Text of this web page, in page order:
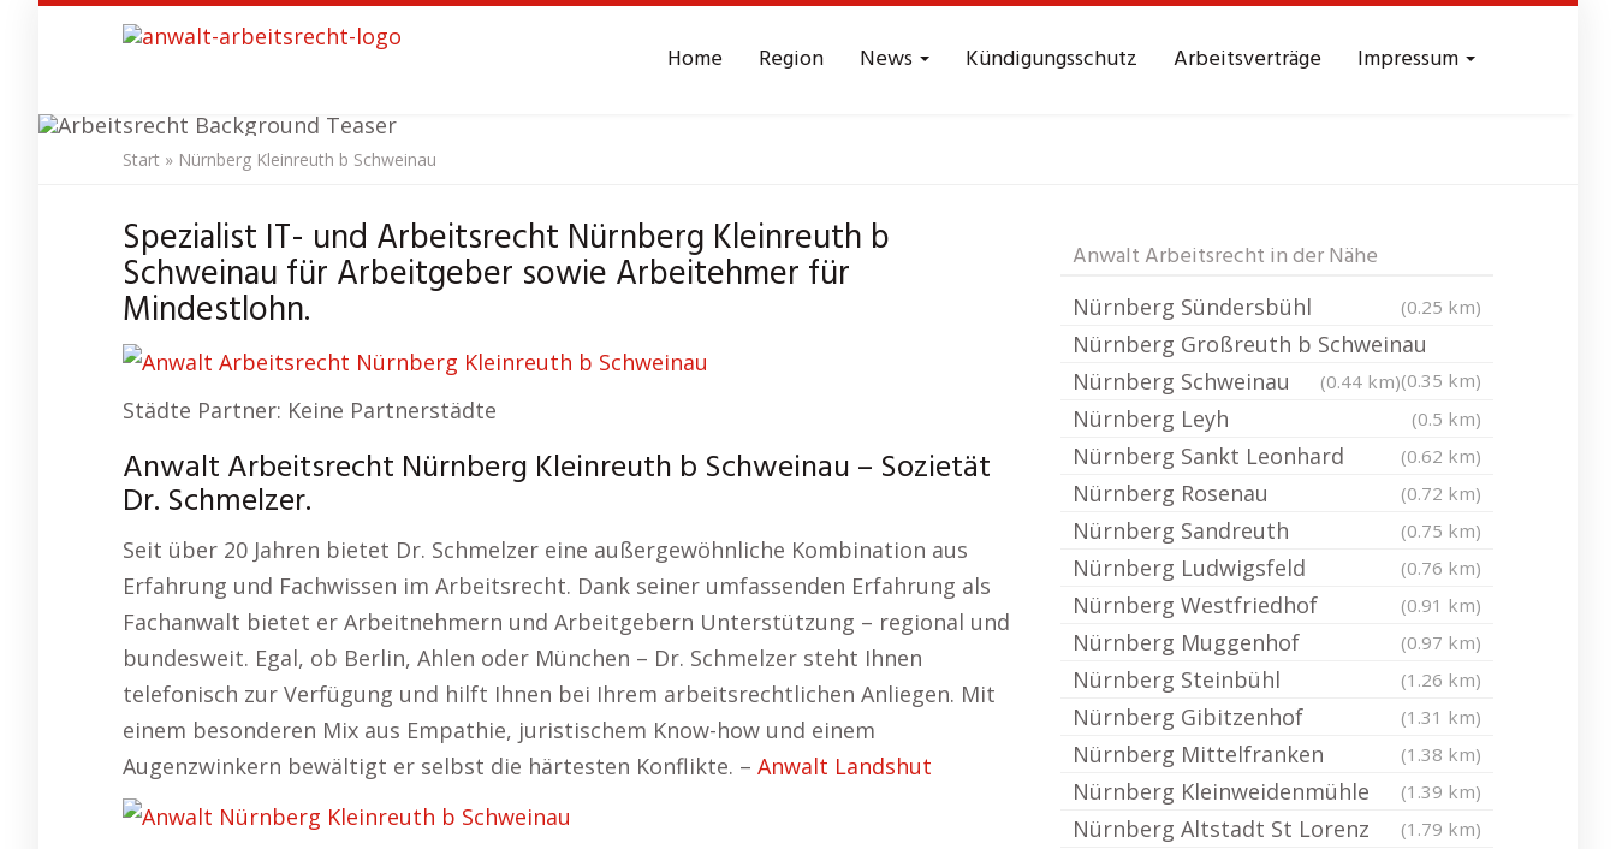
content
Home Region News Kündigungsschutz Arbeitsverträge Impressum
Anwalt Arbeitsrecht Nürnberg Kleinreuth b Schweinau
Start » Nürnberg Kleinreuth b Schweinau
Spezialist IT- und Arbeitsrecht Nürnberg Kleinreuth b
Schweinau für Arbeitgeber sowie Arbeitehmer für
Mindestlohn.
Städte Partner: Keine Partnerstädte
Anwalt Arbeitsrecht Nürnberg Kleinreuth b Schweinau – Sozietät
Dr. Schmelzer.
Seit über 20 Jahren bietet Dr. Schmelzer eine außergewöhnliche Kombination aus
Erfahrung und Fachwissen im Arbeitsrecht. Dank seiner umfassenden Erfahrung als
Fachanwalt bietet er Arbeitnehmern und Arbeitgebern Unterstützung – regional und
bundesweit. Egal, ob Berlin, Ahlen oder München – Dr. Schmelzer steht Ihnen
telefonisch zur Verfügung und hilft Ihnen bei Ihrem arbeitsrechtlichen Anliegen. Mit
einem besonderen Mix aus Empathie, juristischem Know-how und einem
Augenzwinkern bewältigt er selbst die härtesten Konflikte. – Anwalt Landshut
Anwalt Arbeitsrecht in der Nähe
Nürnberg Sündersbühl (0.25 km)
Nürnberg Großreuth b Schweinau
(0.35 km)
Nürnberg Schweinau (0.44 km)
Nürnberg Leyh (0.5 km)
Nürnberg Sankt Leonhard (0.62 km)
Nürnberg Rosenau (0.72 km)
Nürnberg Sandreuth (0.75 km)
Nürnberg Ludwigsfeld (0.76 km)
Nürnberg Westfriedhof (0.91 km)
Nürnberg Muggenhof (0.97 km)
Nürnberg Steinbühl (1.26 km)
Nürnberg Gibitzenhof (1.31 km)
Nürnberg Mittelfranken (1.38 km)
Nürnberg Kleinweidenmühle (1.39 km)
Nürnberg Altstadt St Lorenz (1.79 km)